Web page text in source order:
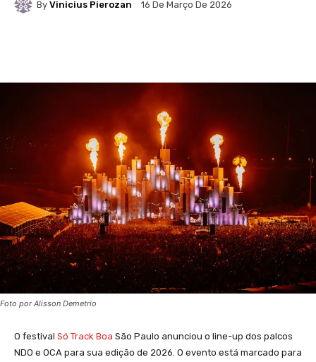
By Vinicius Pierozan 16 De Março De 2026
Foto por Alisson Demetrio
O festival Só Track Boa São Paulo anunciou o line-up dos palcos
NDO e OCA para sua edição de 2026. O evento está marcado para